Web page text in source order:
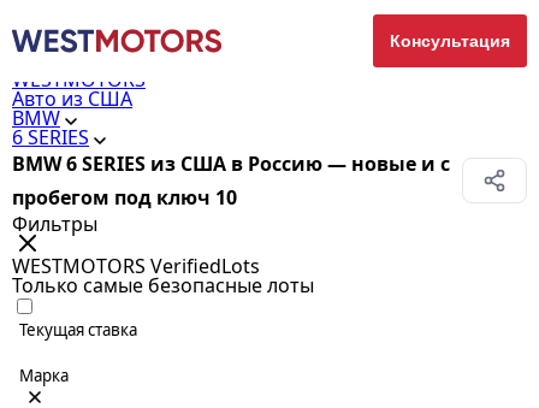
Консультация
WESTMOTORS
Авто из США
BMW
6 SERIES
BMW 6 SERIES из США в Россию — новые и с
пробегом под ключ 10
Фильтры
WESTMOTORS VerifiedLots
Только самые безопасные лоты
Текущая ставка
Марка